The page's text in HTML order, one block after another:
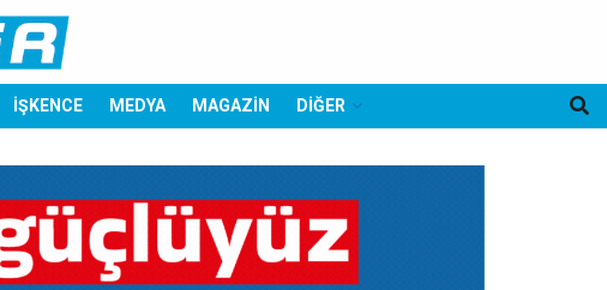
İŞKENCE MEDYA MAGAZİN DİĞER